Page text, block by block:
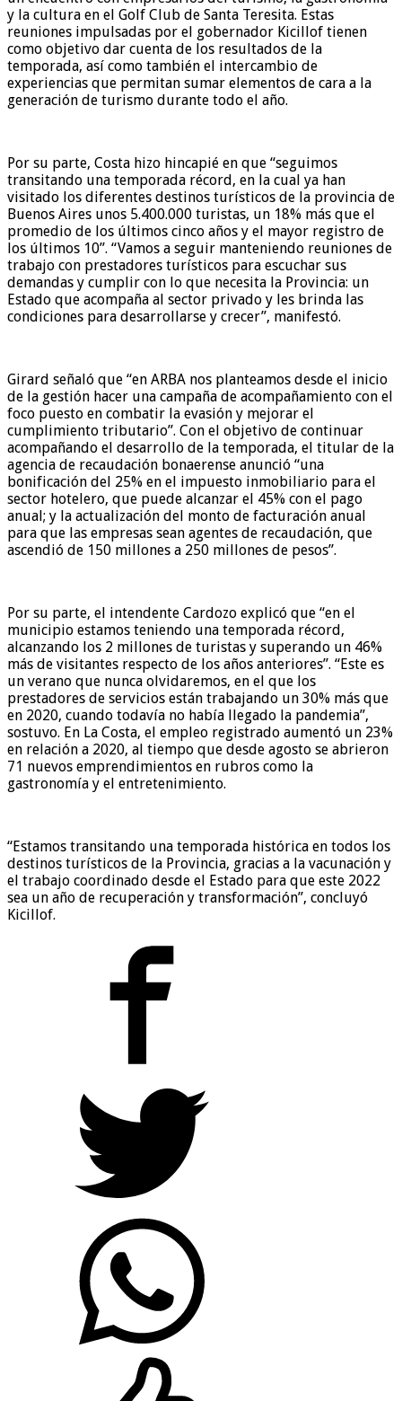
y la cultura en el Golf Club de Santa Teresita. Estas
reuniones impulsadas por el gobernador Kicillof tienen
como objetivo dar cuenta de los resultados de la
temporada, así como también el intercambio de
experiencias que permitan sumar elementos de cara a la
generación de turismo durante todo el año.
Por su parte, Costa hizo hincapié en que “seguimos
transitando una temporada récord, en la cual ya han
visitado los diferentes destinos turísticos de la provincia de
Buenos Aires unos 5.400.000 turistas, un 18% más que el
promedio de los últimos cinco años y el mayor registro de
los últimos 10”. “Vamos a seguir manteniendo reuniones de
trabajo con prestadores turísticos para escuchar sus
demandas y cumplir con lo que necesita la Provincia: un
Estado que acompaña al sector privado y les brinda las
condiciones para desarrollarse y crecer”, manifestó.
Girard señaló que “en ARBA nos planteamos desde el inicio
de la gestión hacer una campaña de acompañamiento con el
foco puesto en combatir la evasión y mejorar el
cumplimiento tributario”. Con el objetivo de continuar
acompañando el desarrollo de la temporada, el titular de la
agencia de recaudación bonaerense anunció “una
bonificación del 25% en el impuesto inmobiliario para el
sector hotelero, que puede alcanzar el 45% con el pago
anual; y la actualización del monto de facturación anual
para que las empresas sean agentes de recaudación, que
ascendió de 150 millones a 250 millones de pesos”.
Por su parte, el intendente Cardozo explicó que “en el
municipio estamos teniendo una temporada récord,
alcanzando los 2 millones de turistas y superando un 46%
más de visitantes respecto de los años anteriores”. “Este es
un verano que nunca olvidaremos, en el que los
prestadores de servicios están trabajando un 30% más que
en 2020, cuando todavía no había llegado la pandemia”,
sostuvo. En La Costa, el empleo registrado aumentó un 23%
en relación a 2020, al tiempo que desde agosto se abrieron
71 nuevos emprendimientos en rubros como la
gastronomía y el entretenimiento.
“Estamos transitando una temporada histórica en todos los
destinos turísticos de la Provincia, gracias a la vacunación y
el trabajo coordinado desde el Estado para que este 2022
sea un año de recuperación y transformación”, concluyó
Kicillof.